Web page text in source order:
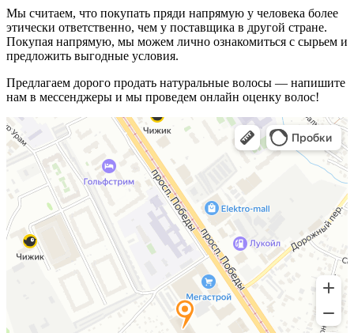
Мы считаем, что покупать пряди напрямую у человека более
этически ответственно, чем у поставщика в другой стране.
Покупая напрямую, мы можем лично ознакомиться с сырьем и
предложить выгодные условия.
Предлагаем дорого продать натуральные волосы — напишите
нам в мессенджеры и мы проведем онлайн оценку волос!